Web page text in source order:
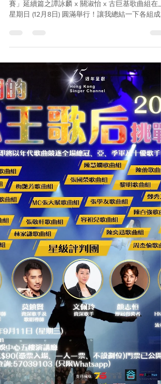
「我們的歌王歌后挑戰賽」延續
曲
Hong Kong Singer Channel「我們的歌王歌后挑戰
賽」延續篇之譚詠麟 x 關淑怡 x 古巨基歌曲組在上
星期日 (12月8日) 圓滿舉行！讓我總結一下各組成
績，恭喜所有得獎的朋友。下個延續篇即將啟動，
大家密切留意！ 關淑怡歌曲組 冠軍：梁碧君 一切
願意...